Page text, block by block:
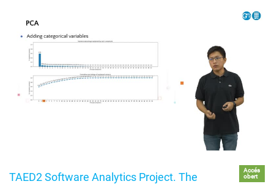
TAED2 Software Analytics Project. The
Accés
obert